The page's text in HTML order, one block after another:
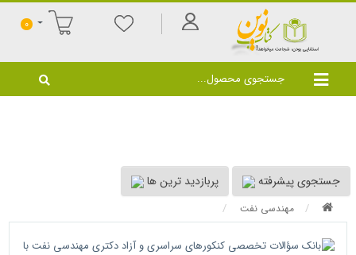
0
جستجوی پیشرفته پربازدید ترین ها
مهندسی نفت